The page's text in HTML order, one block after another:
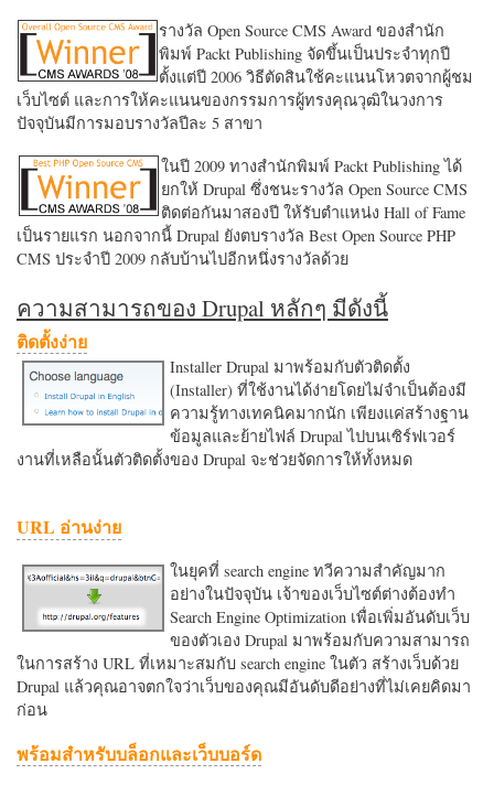
รางวัล Open Source CMS Award ของสำนัก
พิมพ์ Packt Publishing จัดขึ้นเป็นประจำทุกปี
ตั้งแต่ปี 2006 วิธีตัดสินใช้คะแนนโหวตจากผู้ชม
เว็บไซต์ และการให้คะแนนของกรรมการผู้ทรงคุณวุฒิในวงการ
ปัจจุบันมีการมอบรางวัลปีละ 5 สาขา
ในปี 2009 ทางสำนักพิมพ์ Packt Publishing ได้
ยกให้ Drupal ซึ่งชนะรางวัล Open Source CMS
ติดต่อกันมาสองปี ให้รับตำแหน่ง Hall of Fame
เป็นรายแรก นอกจากนี้ Drupal ยังตบรางวัล Best Open Source PHP
CMS ประจำปี 2009 กลับบ้านไปอีกหนึ่งรางวัลด้วย
ความสามารถของ Drupal หลักๆ มีดังนี้
ติดตั้งง่าย
Installer Drupal มาพร้อมกับตัวติดตั้ง
(Installer) ที่ใช้งานได้ง่ายโดยไม่จำเป็นต้องมี
ความรู้ทางเทคนิคมากนัก เพียงแค่สร้างฐาน
ข้อมูลและย้ายไฟล์ Drupal ไปบนเซิร์ฟเวอร์
งานที่เหลือนั้นตัวติดตั้งของ Drupal จะช่วยจัดการให้ทั้งหมด
URL อ่านง่าย
ในยุคที่ search engine ทวีความสำคัญมาก
อย่างในปัจจุบัน เจ้าของเว็บไซต์ต่างต้องทำ
Search Engine Optimization เพื่อเพิ่มอันดับเว็บ
ของตัวเอง Drupal มาพร้อมกับความสามารถ
ในการสร้าง URL ที่เหมาะสมกับ search engine ในตัว สร้างเว็บด้วย
Drupal แล้วคุณอาจตกใจว่าเว็บของคุณมีอันดับดีอย่างที่ไม่เคยคิดมา
ก่อน
พร้อมสำหรับบล็อกและเว็บบอร์ด